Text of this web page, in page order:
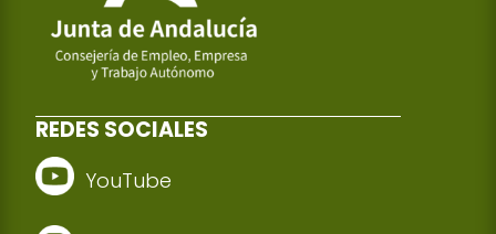
REDES SOCIALES
YouTube